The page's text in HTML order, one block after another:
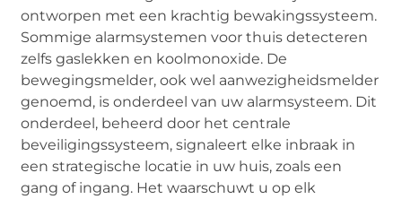
ontworpen met een krachtig bewakingssysteem.
Sommige alarmsystemen voor thuis detecteren
zelfs gaslekken en koolmonoxide. De
bewegingsmelder, ook wel aanwezigheidsmelder
genoemd, is onderdeel van uw alarmsysteem. Dit
onderdeel, beheerd door het centrale
beveiligingssysteem, signaleert elke inbraak in
een strategische locatie in uw huis, zoals een
gang of ingang. Het waarschuwt u op elk